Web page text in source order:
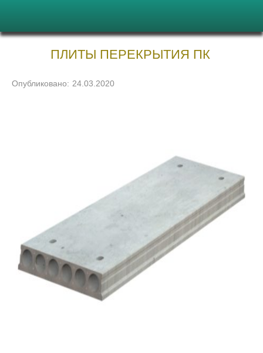
ПЛИТЫ ПЕРЕКРЫТИЯ ПК
Опубликовано: 24.03.2020